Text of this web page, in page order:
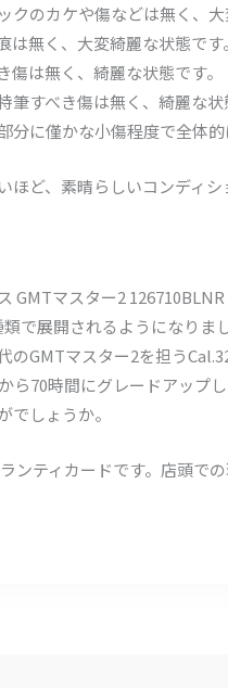
クのカケや傷などは無く、大
は無く、大変綺麗な状態です。
傷は無く、綺麗な状態です。
筆すべき傷は無く、綺麗な状
分に僅かな小傷程度で全体的
ほど、素晴らしいコンディ
GMTマスター2
で展開されるようになり
のGMTマスター2を担う
ら70時間にグレードアップ
でしょうか。
ンティカードです。店頭で